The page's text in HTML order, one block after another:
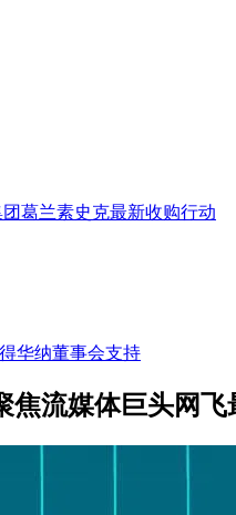
葛兰素史克最新收购行动
华纳董事会支持
焦流媒体巨头网